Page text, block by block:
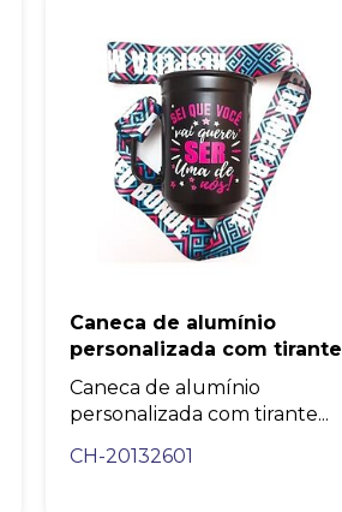
Caneca de alumínio
personalizada com tirante
Caneca de alumínio
personalizada com tirante...
CH-20132601